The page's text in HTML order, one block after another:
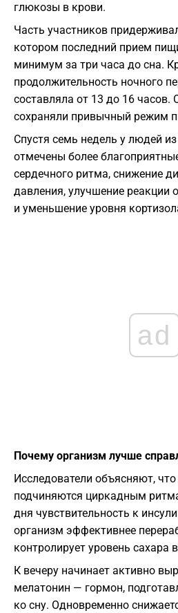
глюкозы в крови.
Часть участников
котором последний прием
минимум за три часа до сна.
продолжительность ночного
составляла от 13 до 16 часов.
сохраняли привычный режим
Спустя семь недель у людей
отмечены более
сердечного ритма, снижение
давления, улучшение реакции
и уменьшение уровня
ad
Почему организм лучше
Исследователи объясняют,
подчиняются циркадным
дня чувствительность к
организм эффективнее
контролирует уровень сахара
К вечеру начинает активно
мелатонин — гормон,
ко сну. Одновременно